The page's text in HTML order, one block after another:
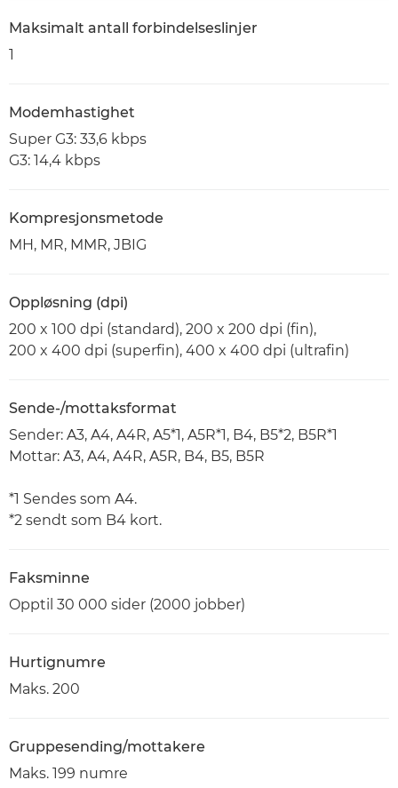
Maksimalt antall forbindelseslinjer
1
Modemhastighet
Super G3: 33,6 kbps
G3: 14,4 kbps
Kompresjonsmetode
MH, MR, MMR, JBIG
Oppløsning (dpi)
200 x 100 dpi (standard), 200 x 200 dpi (fin),
200 x 400 dpi (superfin), 400 x 400 dpi (ultrafin)
Sende-/mottaksformat
Sender: A3, A4, A4R, A5*1, A5R*1, B4, B5*2, B5R*1
Mottar: A3, A4, A4R, A5R, B4, B5, B5R
*1 Sendes som A4.
*2 sendt som B4 kort.
Faksminne
Opptil 30 000 sider (2000 jobber)
Hurtignumre
Maks. 200
Gruppesending/mottakere
Maks. 199 numre